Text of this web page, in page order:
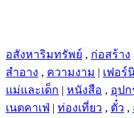
อสังหาริมทรัพย์ , ก่อสร้าง
สำอาง , ความงาม | เฟอร์
แม่และเด็ก | หนังสือ , อุป
เนตคาเฟ่ | ท่องเที่ยว , ตั๋ว ,